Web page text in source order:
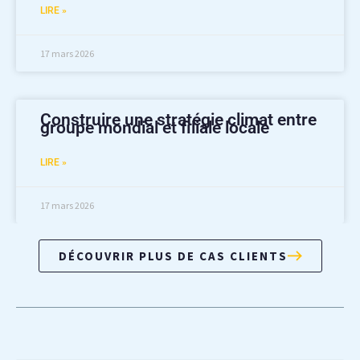
LIRE »
17 mars 2026
Construire une stratégie climat entre
groupe mondial et filiale locale
LIRE »
17 mars 2026
DÉCOUVRIR PLUS DE CAS CLIENTS